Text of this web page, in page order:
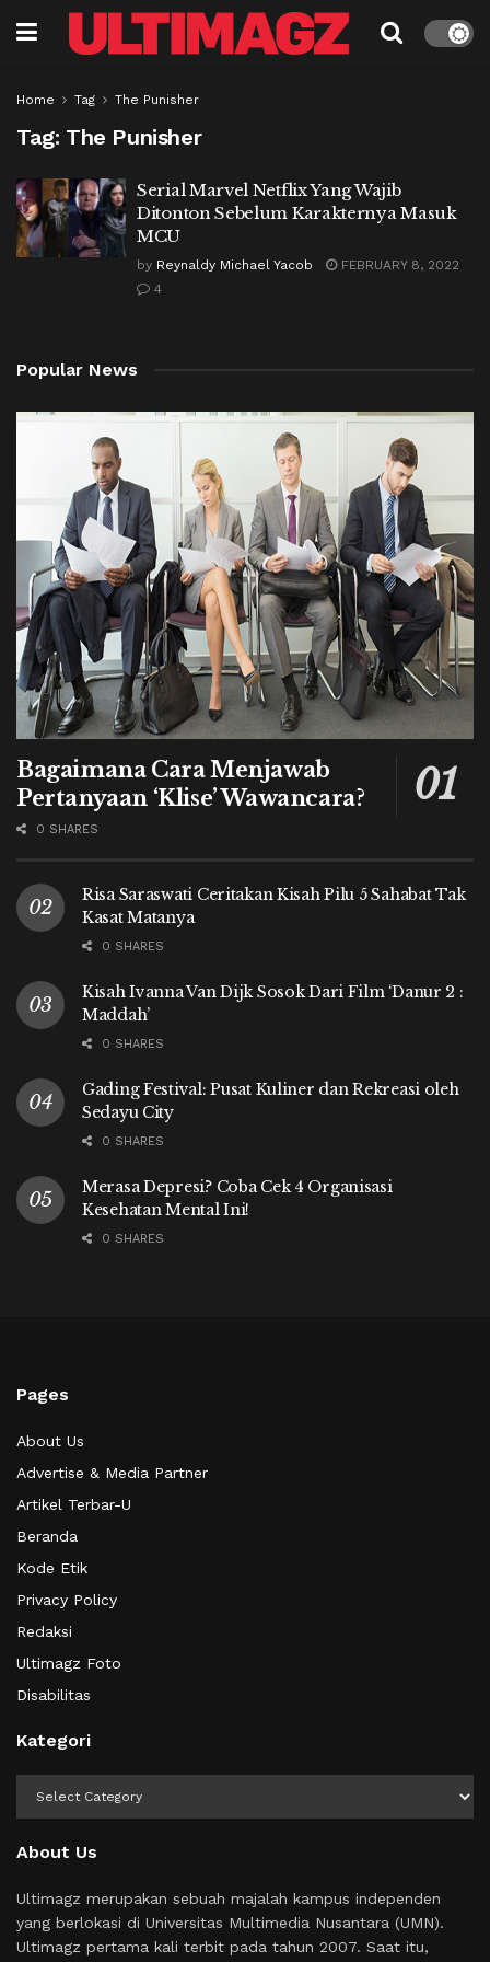
Home Tag The Punisher
Tag: The Punisher
Serial Marvel Netflix Yang Wajib
Ditonton Sebelum Karakternya Masuk
MCU
by Reynaldy Michael Yacob
FEBRUARY 8, 2022
4
Popular News
Bagaimana Cara Menjawab
Pertanyaan ‘Klise’ Wawancara?
0 SHARES
Risa Saraswati Ceritakan Kisah Pilu 5 Sahabat Tak
Kasat Matanya
0 SHARES
Kisah Ivanna Van Dijk Sosok Dari Film ‘Danur 2 :
Maddah’
0 SHARES
Gading Festival: Pusat Kuliner dan Rekreasi oleh
Sedayu City
0 SHARES
Merasa Depresi? Coba Cek 4 Organisasi
Kesehatan Mental Ini!
0 SHARES
Pages
About Us
Advertise & Media Partner
Artikel Terbar-U
Beranda
Kode Etik
Privacy Policy
Redaksi
Ultimagz Foto
Disabilitas
Kategori
About Us
Ultimagz merupakan sebuah majalah kampus independen
yang berlokasi di Universitas Multimedia Nusantara (UMN).
Ultimagz pertama kali terbit pada tahun 2007. Saat itu,